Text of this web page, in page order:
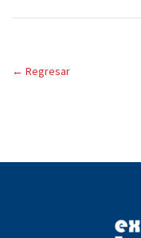
← Regresar